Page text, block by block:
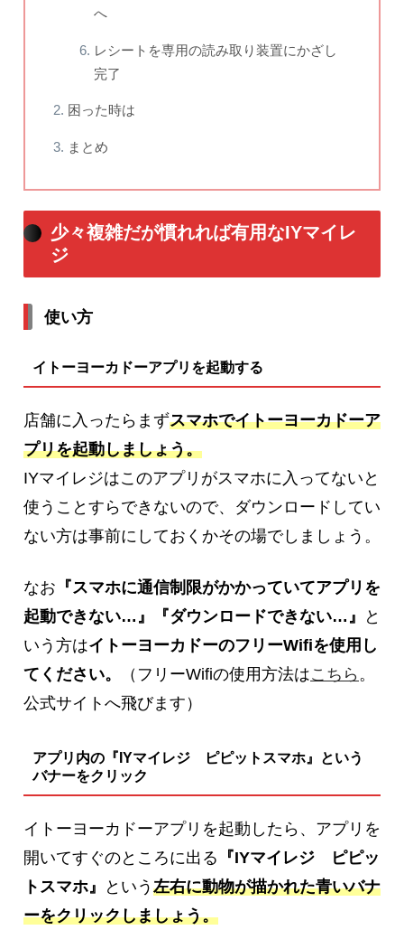
へ
レシートを専用の読み取り装置にかざし
完了
困った時は
まとめ
少々複雑だが慣れれば有用なIYマイレ
ジ
使い方
イトーヨーカドーアプリを起動する
店舗に入ったらまずスマホでイトーヨーカドーア
プリを起動しましょう。
IYマイレジはこのアプリがスマホに入ってないと
使うことすらできないので、ダウンロードしてい
ない方は事前にしておくかその場でしましょう。
なお 『スマホに通信制限がかかっていてアプリを
起動できない…』『ダウンロードできない…』
と
いう方はイトーヨーカドーのフリーWifiを使用し
てください。
（フリーWifiの使用方法はこちら 。
公式サイトへ飛びます）
アプリ内の『IYマイレジ ピピットスマホ』という
バナーをクリック
イトーヨーカドーアプリを起動したら、アプリを
開いてすぐのところに出る 『IYマイレジ ピピッ
ト スマホ』 という 左右に動物が描かれた青いバナ
ーをクリックしましょう。